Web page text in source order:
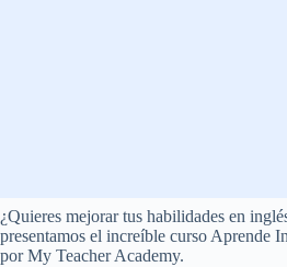
¿Quieres mejorar tus habilidades en
presentamos el increíble curso Aprende
por My Teacher Academy.